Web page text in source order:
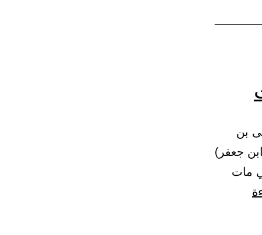
حدثنا يحيى بن
جعفر)
مات